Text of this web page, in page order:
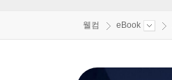
웰컴 eBook